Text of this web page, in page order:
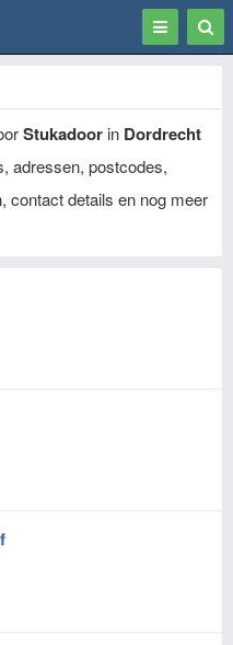
Toggle
Stukadoor in Dordrecht
adressen, postcodes,
contact details en nog meer